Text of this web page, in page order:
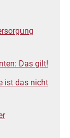
Das gilt!
ist das nicht